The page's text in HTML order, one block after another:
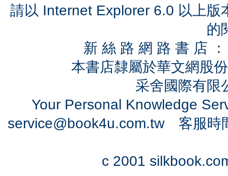
請以 Internet Explorer 6.0 以上
的
新 絲 路 網 路 書 店
本書店隸屬於華文網股
采舍國際有
Your Personal Knowledge
service@book4u.com.tw客服時
c 2001